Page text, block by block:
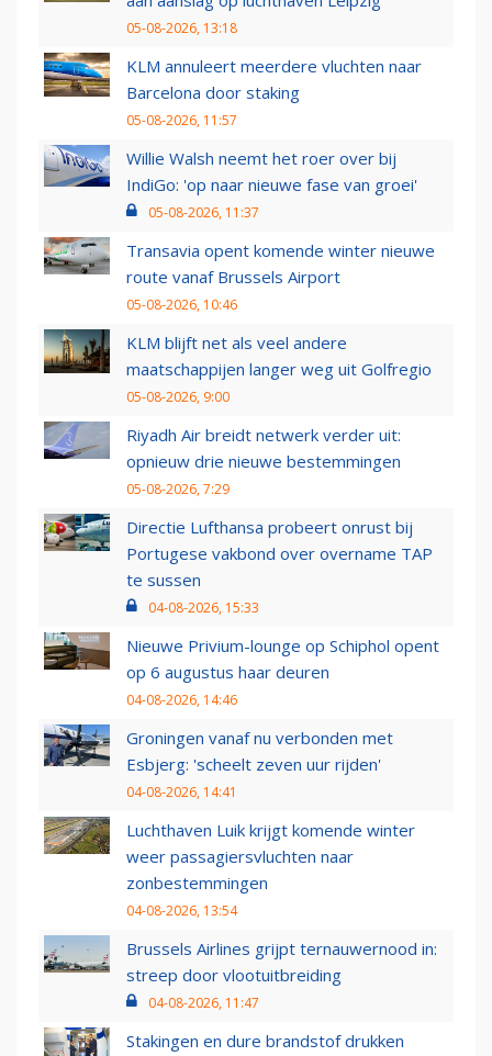
05-08-2026, 13:18
KLM annuleert meerdere vluchten naar
Barcelona door staking
05-08-2026, 11:57
Willie Walsh neemt het roer over bij
IndiGo: 'op naar nieuwe fase van groei'
05-08-2026, 11:37
Transavia opent komende winter nieuwe
route vanaf Brussels Airport
05-08-2026, 10:46
KLM blijft net als veel andere
maatschappijen langer weg uit Golfregio
05-08-2026, 9:00
Riyadh Air breidt netwerk verder uit:
opnieuw drie nieuwe bestemmingen
05-08-2026, 7:29
Directie Lufthansa probeert onrust bij
Portugese vakbond over overname TAP
te sussen
04-08-2026, 15:33
Nieuwe Privium-lounge op Schiphol opent
op 6 augustus haar deuren
04-08-2026, 14:46
Groningen vanaf nu verbonden met
Esbjerg: 'scheelt zeven uur rijden'
04-08-2026, 14:41
Luchthaven Luik krijgt komende winter
weer passagiersvluchten naar
zonbestemmingen
04-08-2026, 13:54
Brussels Airlines grijpt ternauwernood in:
streep door vlootuitbreiding
04-08-2026, 11:47
Stakingen en dure brandstof drukken